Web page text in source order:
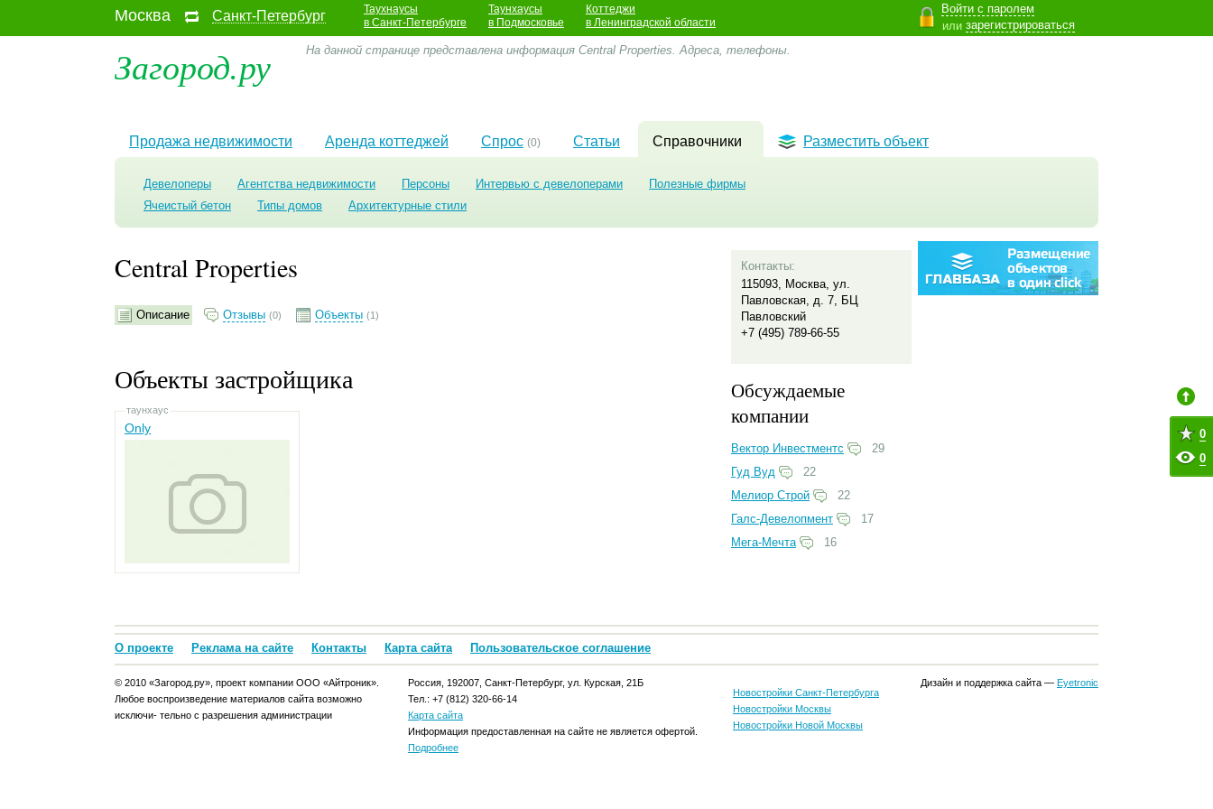
Москва Санкт-Петербург
Таухнаусы
в Санкт-Петербурге
Таунхаусы
в Подмосковье
Коттеджи
в Ленинградской области
Войти с паролем
или зарегистрироваться
Загород.ру На данной странице представлена информация Central Properties. Адреса, телефоны.
Продажа недвижимости Аренда коттеджей Спрос (0) Статьи Справочники Разместить объект
Девелоперы Агентства недвижимости Персоны Интервью с девелоперами
Полезные фирмы
Ячеистый бетон
Типы домов Архитектурные стили
Central Properties
Описание Отзывы (0) Объекты (1)
Объекты застройщика
таунхаус
Only
Контакты:
115093, Москва, ул.
Павловская, д. 7, БЦ
Павловский
+7 (495) 789-66-55
Обсуждаемые
компании
Вектор Инвестментс
29
Гуд Вуд
22
Мелиор Строй
22
Галс-Девелопмент
17
Мега-Мечта
16
О проекте Реклама на сайте Контакты Карта сайта Пользовательское соглашение
© 2010 «Загород.ру», проект компании ООО «Айтроник».
Любое воспроизведение материалов сайта возможно
исключи- тельно с разрешения администрации
Россия, 192007, Санкт-Петербург, ул. Курская, 21Б
Тел.: +7 (812) 320-66-14
Карта сайта
Информация предоставленная на сайте не является офертой.
Подробнее
Новостройки Санкт-Петербурга
Новостройки Москвы
Новостройки Новой Москвы
Дизайн и поддержка сайта — Eyetronic
0
0